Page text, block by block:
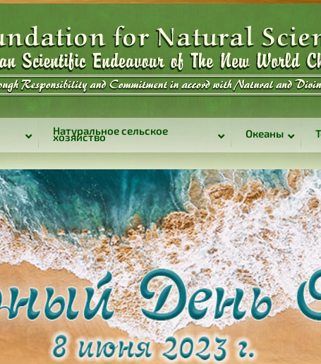
Натуральное сельское
хозяйство Океаны